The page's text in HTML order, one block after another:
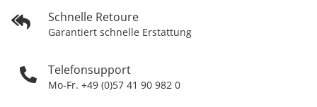
Schnelle Retoure
Garantiert schnelle Erstattung
Telefonsupport
Mo-Fr. +49 (0)57 41 90 982 0